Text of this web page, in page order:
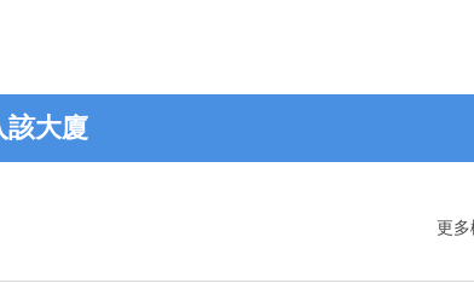
該大廈
更